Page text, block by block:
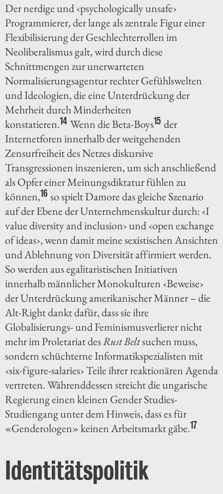
Der nerdige und ‹psychologically unsafe›
Programmierer, der lange als zentrale Figur einer
Flexibilisierung der Geschlechterrollen im
Neoliberalismus galt, wird durch diese
Schnittmengen zur unerwarteten
Normalisierungsagentur rechter Gefühlswelten
und Ideologien, die eine Unterdrückung der
Mehrheit durch Minderheiten
konstatieren.14 Wenn die Beta-Boys15 der
Internetforen innerhalb der weitgehenden
Zensurfreiheit des Netzes diskursive
Transgressionen inszenieren, um sich anschließend
als Opfer einer Meinungsdiktatur fühlen zu
können,16 so spielt Damore das gleiche Szenario
auf der Ebene der Unternehmenskultur durch: ‹I
value diversity and inclusion› und ‹open exchange
of ideas›, wenn damit meine sexistischen Ansichten
und Ablehnung von Diversität affirmiert werden.
So werden aus egalitaristischen Initiativen
innerhalb männlicher Monokulturen ‹Beweise›
der Unterdrückung amerikanischer Männer – die
Alt-Right dankt dafür, dass sie ihre
Globalisierungs- und Feminismusverlierer nicht
mehr im Proletariat desRust Beltsuchen muss,
sondern schüchterne Informatikspezialisten mit
‹six-figure-salaries› Teile ihrer reaktionären Agenda
vertreten. Währenddessen streicht die ungarische
Regierung einen kleinen Gender Studies-
Studiengang unter dem Hinweis, dass es für
«Genderologen» keinen Arbeitsmarkt gäbe.17
Identitätspolitik